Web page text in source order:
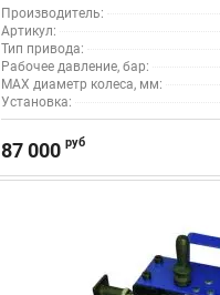
Производитель:
Артикул:
Тип привода:
Рабочее давление, бар:
MAX диаметр колеса, мм:
Установка:
87 000 руб